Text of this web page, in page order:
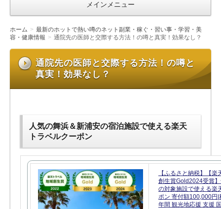
メインメニュー
ホーム
最新のホットで熱い噂のネット副業・稼ぐ・習い事・学習・美
容・健康情報
通院先の医師と交際する方法！の噂と真実！効果なし？
通院先の医師と交際する方法！の噂と
真実！効果なし？
人気の舞浜＆新浦安の宿泊施設で使える楽天
トラベルクーポン
【ふるさと納税】【楽
創生賞Gold2024受賞
の対象施設で使える楽
ポン 寄付額100,000円|
年間 観光地応援 支援